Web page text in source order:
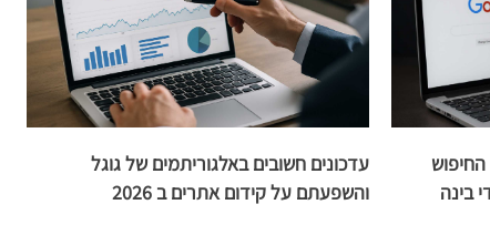
בינה
עדכונים חשובים באלגוריתמים של גוגל
והשפעתם על קידום אתרים ב 2026